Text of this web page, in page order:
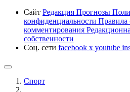
Сайт Редакция Прогнозы
конфиденциальности Правила
комментирования
собственности
Соц. сети facebook x youtube
Спорт